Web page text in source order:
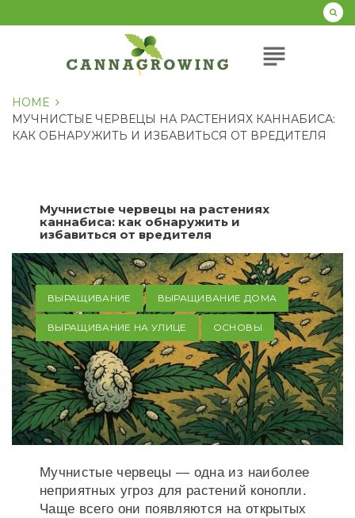
к
subject
HOME
МУЧНИСТЫЕ ЧЕРВЕЦЫ НА РАСТЕНИЯХ КАННАБИСА:
КАК ОБНАРУЖИТЬ И ИЗБАВИТЬСЯ ОТ ВРЕДИТЕЛЯ
Мучнистые червецы на растениях
каннабиса: как обнаружить и
избавиться от вредителя
ВЫРАЩИВАНИЕ ВЫРАЩИВАНИЕ ДОМА
ВЫРАЩИВАНИЕ НА УЛИЦЕ ОСНОВЫ
Мучнистые червецы — одна из наиболее
неприятных угроз для растений конопли.
Чаще всего они появляются на открытых